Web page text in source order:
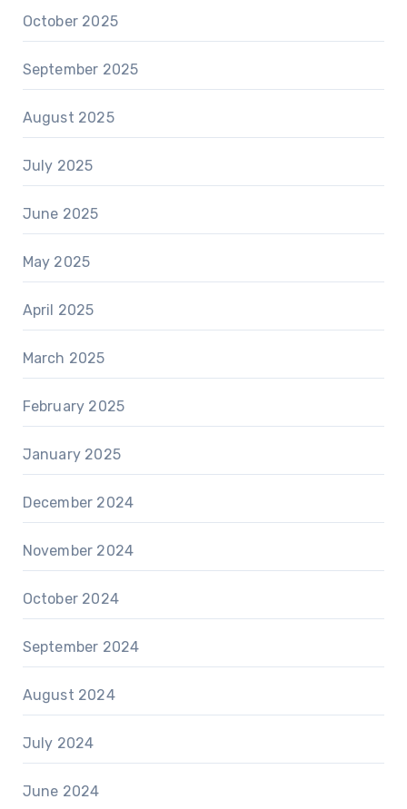
October 2025
September 2025
August 2025
July 2025
June 2025
May 2025
April 2025
March 2025
February 2025
January 2025
December 2024
November 2024
October 2024
September 2024
August 2024
July 2024
June 2024